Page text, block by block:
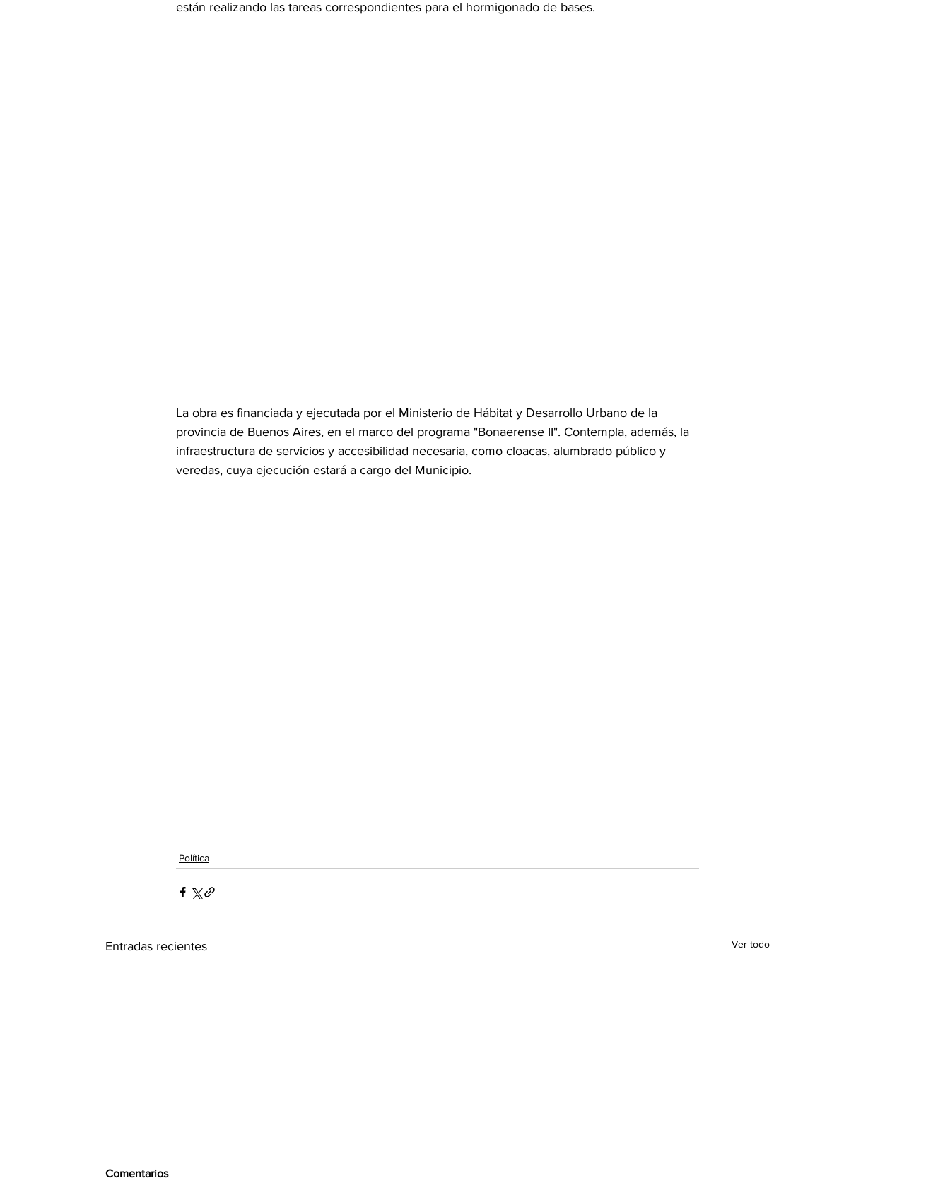
están realizando las tareas correspondientes para el hormigonado de bases.
La obra es financiada y ejecutada por el Ministerio de Hábitat y Desarrollo Urbano de la
provincia de Buenos Aires, en el marco del programa "Bonaerense II". Contempla, además, la
infraestructura de servicios y accesibilidad necesaria, como cloacas, alumbrado público y
veredas, cuya ejecución estará a cargo del Municipio.
Política
Entradas recientes Ver todo
Comentarios